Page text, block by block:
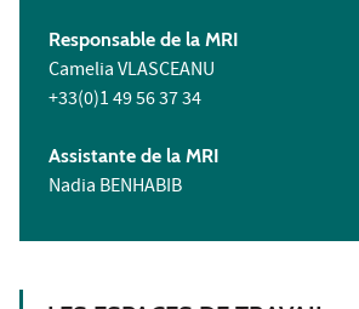
Responsable de la MRI
Camelia VLASCEANU
+33(0)1 49 56 37 34
Assistante de la MRI
Nadia BENHABIB